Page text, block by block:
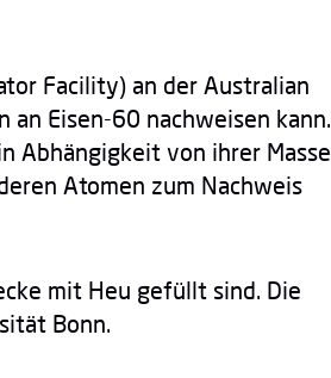
Facility) an der Australian
Eisen-60 nachweisen kann.
Abhängigkeit von ihrer Masse
Atomen zum Nachweis
mit Heu gefüllt sind. Die
Bonn.